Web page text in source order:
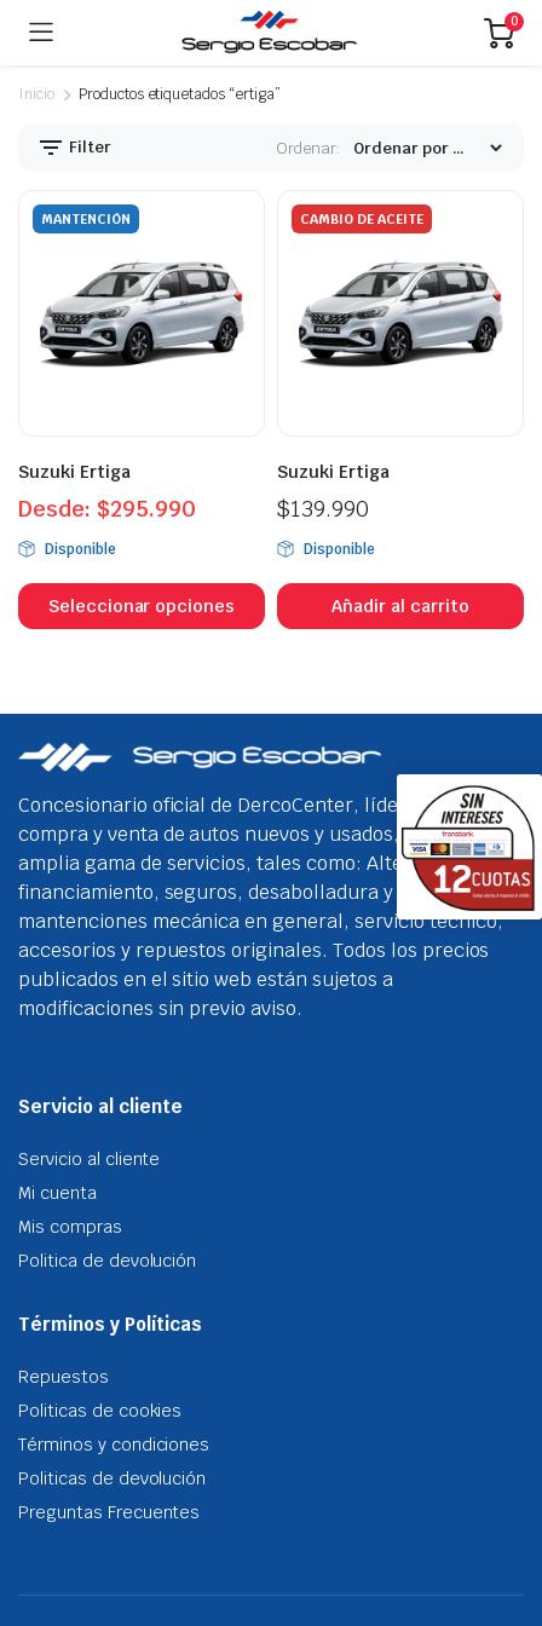
0
Inicio Productos etiquetados “ertiga”
Filter Ordenar:
MANTENCIÓN
Suzuki Ertiga
Desde: $295.990
Disponible
Seleccionar opciones
producto
tiene
Las
opciones
pueden
elegir
en
la
página
de
producto
CAMBIO DE ACEITE
Suzuki Ertiga
$139.990
Disponible
Añadir al carrito
Concesionario oficial de DercoCenter, líder en la
compra y venta de autos nuevos y usados, con una
amplia gama de servicios, tales como: Alternativas de
financiamiento, seguros, desabolladura y pintura,
mantenciones mecánica en general, servicio técnico,
accesorios y repuestos originales. Todos los precios
publicados en el sitio web están sujetos a
modificaciones sin previo aviso.
Servicio al cliente
Servicio al cliente
Mi cuenta
Mis compras
Politica de devolución
Términos y Políticas
Repuestos
Politicas de cookies
Términos y condiciones
Politicas de devolución
Preguntas Frecuentes